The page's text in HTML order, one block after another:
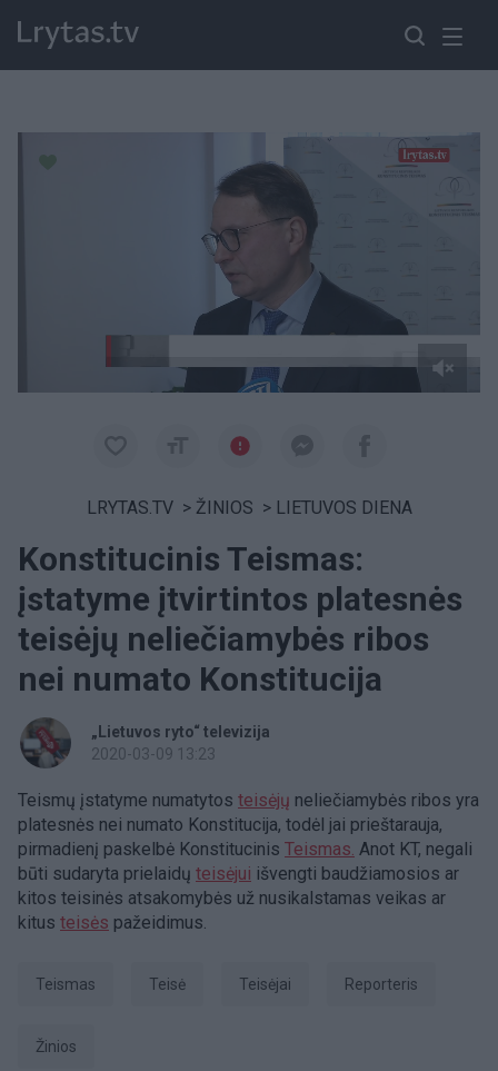
LRYTAS.TV > ŽINIOS > LIETUVOS DIENA
Konstitucinis Teismas:
įstatyme įtvirtintos platesnės
teisėjų neliečiamybės ribos
nei numato Konstitucija
„Lietuvos ryto“ televizija
2020-03-09 13:23
Teismų įstatyme numatytos teisėjų neliečiamybės ribos yra
platesnės nei numato Konstitucija, todėl jai prieštarauja,
pirmadienį paskelbė Konstitucinis Teismas. Anot KT, negali
būti sudaryta prielaidų teisėjui išvengti baudžiamosios ar
kitos teisinės atsakomybės už nusikalstamas veikas ar
kitus teisės pažeidimus.
Teismas teisė teisėjai Reporteris
Žinios